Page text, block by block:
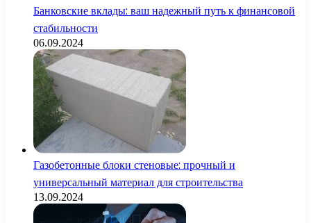
Банковские вклады: ваш надежный путь к финансовой
стабильности
06.09.2024
Газобетонные блоки стеновые: прочный и
универсальный материал для строительства
13.09.2024